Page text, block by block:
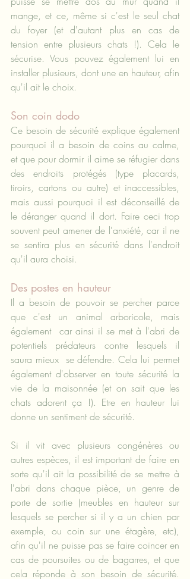
mange, et ce, même si c'est le seul chat
du foyer (et d'autant plus en cas de
tension entre plusieurs chats !). Cela le
sécurise. Vous pouvez également lui en
installer plusieurs, dont une en hauteur, afin
qu'il ait le choix.
Son coin dodo
Ce besoin de sécurité explique également
pourquoi il a besoin de coins au calme,
et que pour dormir il aime se réfugier dans
des endroits protégés (type placards,
tiroirs, cartons ou autre) et inaccessibles,
mais aussi pourquoi il est déconseillé de
le déranger quand il dort. Faire ceci trop
souvent peut amener de l'anxiété, car il ne
se sentira plus en sécurité dans l'endroit
qu'il aura choisi.
Des postes en hauteur
Il a besoin de pouvoir se percher parce
que c'est un animal arboricole, mais
également  car ainsi il se met à l'abri de
potentiels prédateurs contre lesquels il
saura mieux  se défendre. Cela lui permet
également d'observer en toute sécurité la
vie de la maisonnée (et on sait que les
chats adorent ça !). Etre en hauteur lui
donne un sentiment de sécurité.
Si il vit avec plusieurs congénères ou
autres espèces, il est important de faire en
sorte qu'il ait la possibilité de se mettre à
l'abri dans chaque pièce, un genre de
porte de sortie (meubles en hauteur sur
lesquels se percher si il y a un chien par
exemple, ou coin sur une étagère, etc),
afin qu'il ne puisse pas se faire coincer en
cas de poursuites ou de bagarres, et que
cela réponde à son besoin de sécurité.